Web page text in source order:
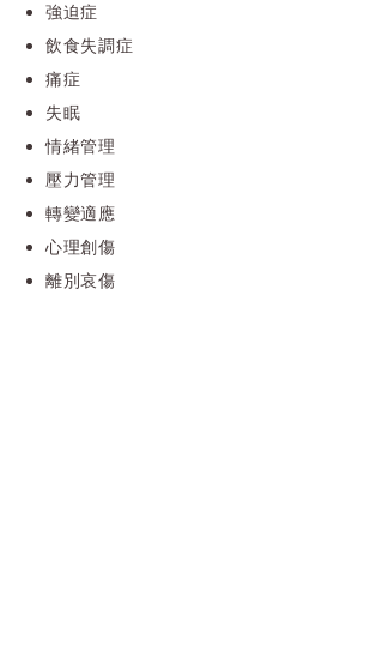
強迫症
飲食失調症
痛症
失眠
情緒管理
壓力管理
​轉變適應
​心理創傷
離別哀傷​​